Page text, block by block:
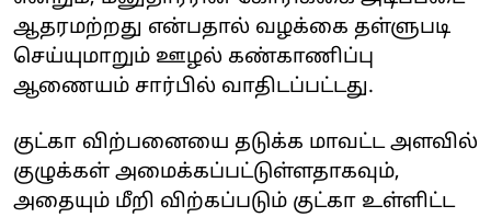
ஆதரமற்றது என்பதால் வழக்கை தள்ளுபடி
செய்யுமாறும் ஊழல் கண்காணிப்பு
ஆணையம் சார்பில் வாதிடப்பட்டது.
குட்கா விற்பனையை தடுக்க மாவட்ட அளவில்
குழுக்கள் அமைக்கப்பட்டுள்ளதாகவும்,
அதையும் மீறி விற்கப்படும் குட்கா உள்ளிட்ட